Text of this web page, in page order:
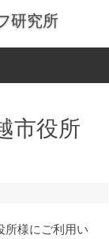
研究所
市役所
所様にご利用い